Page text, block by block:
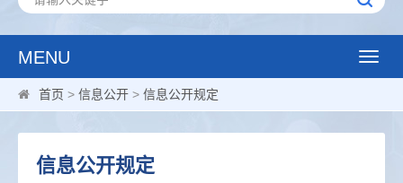
MENU
Toggle
首页 > 信息公开 > 信息公开规定
信息公开规定